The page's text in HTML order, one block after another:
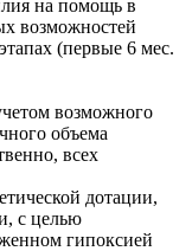
на помощь в
возможностей
(первые 6 мес.
возможного
объема
всех
дотации,
с целью
гипоксией